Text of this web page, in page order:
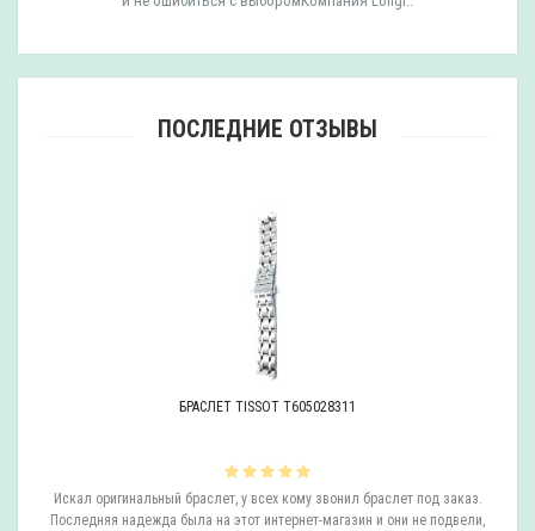
ПОСЛЕДНИЕ ОТЗЫВЫ
БРАСЛЕТ TISSOT T605028311
Искал оригинальный браслет, у всех кому звонил браслет под заказ.
Последняя надежда была на этот интернет-магазин и они не подвели,